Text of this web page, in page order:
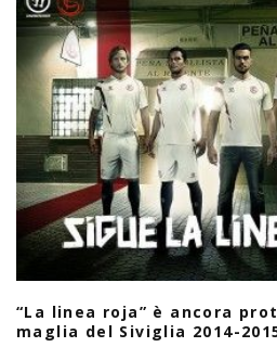
“La linea roja” è ancora
maglia del Siviglia 2014-